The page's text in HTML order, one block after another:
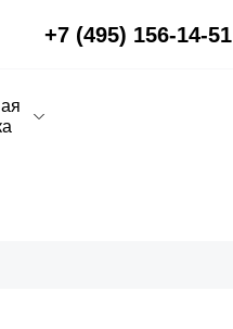
+7 (495) 156-14-51